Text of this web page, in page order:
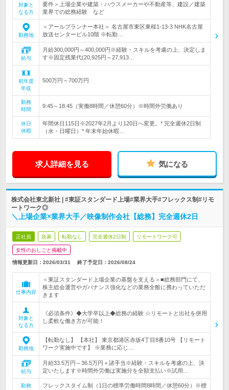
対象と
なる方
要件＞上場企業や建築・ハウスメーカーや不動産等、建設／建築
業界での総務経験 など
勤務地
＜アールプランナー本社＞ 名古屋市東区東桜1-13-3 NHK名古屋
放送センタービル10階 ※転勤…
給与
月給300,000円～400,000円※経験・スキルを考慮の上、決定しま
す※固定残業代(20,925円～27,913…
初年度
年収
500万円～700万円
勤務
時間
9:45～18:45（実働8時間／休憩60分）※時間外労働あり
休日
休暇
年間休日115日※2027年2月より120日へ変更。* 完全週休2日制
（水・日曜日）* 年末年始休暇…
求人詳細を見る 気になる
株式会社東北新社 | #東証スタンダード上場#業界大手#フレックス制#リモ
ートワーク◎
＼上場企業×業界大手／映像制作会社【総務】完全週休2日
正社員 急募 転勤なし 完全週休2日制 リモートワーク可
女性のおしごと掲載中
情報更新日：2026/03/31 終了予定日： 2026/08/24
仕事内容
＜東証スタンダード上場企業の基盤を支える＞■総務部門にて、
株主総会運営やガバナンス強化などの業務全般に携わっていただ
きます
対象と
なる方
《必須条件》◆大学卒以上◆総務の経験 ☆リモートと出社を併用
し柔軟な働き方が可能！
勤務地
【転勤なし】 【本社】 東京都港区赤坂4丁目8番10号 【リモート
ワーク実施中です】 ※業務に応じ…
給与
月給33.5万円～36.5万円＋諸手当※経験・スキルを考慮の上、決
定いたします※時間外労働は実施分を全額支払い※試用…
勤務
フレックスタイム制（1日の標準労働時間8時間／休憩60分）※標